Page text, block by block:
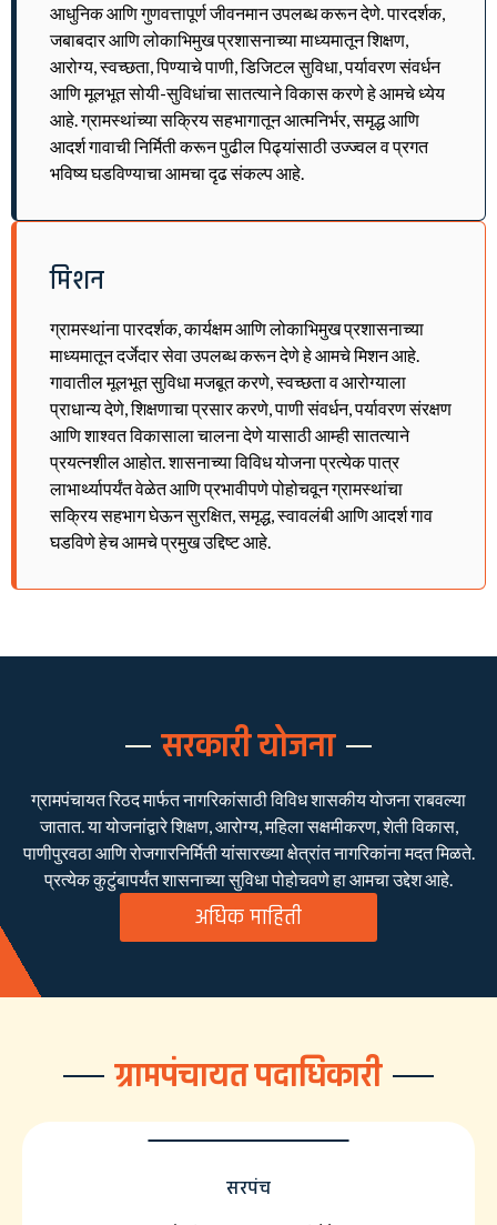
आधुनिक आणि गुणवत्तापूर्ण जीवनमान उपलब्ध करून देणे. पारदर्शक,
जबाबदार आणि लोकाभिमुख प्रशासनाच्या माध्यमातून शिक्षण,
आरोग्य, स्वच्छता, पिण्याचे पाणी, डिजिटल सुविधा, पर्यावरण संवर्धन
आणि मूलभूत सोयी-सुविधांचा सातत्याने विकास करणे हे आमचे ध्येय
आहे. ग्रामस्थांच्या सक्रिय सहभागातून आत्मनिर्भर, समृद्ध आणि
आदर्श गावाची निर्मिती करून पुढील पिढ्यांसाठी उज्ज्वल व प्रगत
भविष्य घडविण्याचा आमचा दृढ संकल्प आहे.
मिशन
ग्रामस्थांना पारदर्शक, कार्यक्षम आणि लोकाभिमुख प्रशासनाच्या
माध्यमातून दर्जेदार सेवा उपलब्ध करून देणे हे आमचे मिशन आहे.
गावातील मूलभूत सुविधा मजबूत करणे, स्वच्छता व आरोग्याला
प्राधान्य देणे, शिक्षणाचा प्रसार करणे, पाणी संवर्धन, पर्यावरण संरक्षण
आणि शाश्वत विकासाला चालना देणे यासाठी आम्ही सातत्याने
प्रयत्नशील आहोत. शासनाच्या विविध योजना प्रत्येक पात्र
लाभार्थ्यापर्यंत वेळेत आणि प्रभावीपणे पोहोचवून ग्रामस्थांचा
सक्रिय सहभाग घेऊन सुरक्षित, समृद्ध, स्वावलंबी आणि आदर्श गाव
घडविणे हेच आमचे प्रमुख उद्दिष्ट आहे.
सरकारी योजना
ग्रामपंचायत रिठद मार्फत नागरिकांसाठी विविध शासकीय योजना राबवल्या
जातात. या योजनांद्वारे शिक्षण, आरोग्य, महिला सक्षमीकरण, शेती विकास,
पाणीपुरवठा आणि रोजगारनिर्मिती यांसारख्या क्षेत्रांत नागरिकांना मदत मिळते.
प्रत्येक कुटुंबापर्यंत शासनाच्या सुविधा पोहोचवणे हा आमचा उद्देश आहे.
अधिक माहिती
ग्रामपंचायत पदाधिकारी
सरपंच